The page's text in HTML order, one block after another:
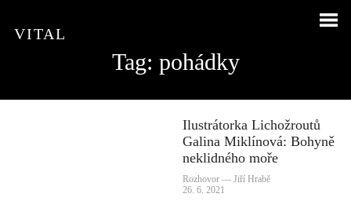
VITAL
Tag: pohádky
Ilustrátorka Lichožroutů
Galina Miklínová: Bohyně
neklidného moře
Rozhovor — Jiří Hrabě
26. 6. 2021